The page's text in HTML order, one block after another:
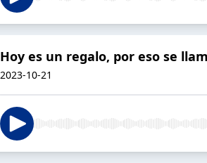
Hoy es un regalo, por eso se
2023-10-21